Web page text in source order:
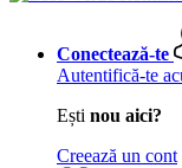
Conectează-te
Autentifică-te
Ești nou aici?
Creează un cont